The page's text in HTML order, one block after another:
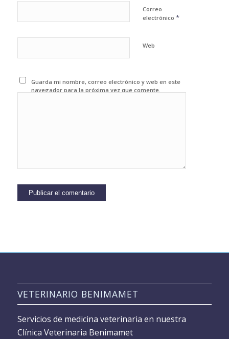
Correo
electrónico *
Web
Guarda mi nombre, correo electrónico y web en este
navegador para la próxima vez que comente.
VETERINARIO BENIMAMET
Servicios de medicina veterinaria en nuestra
Clínica Veterinaria Benimamet